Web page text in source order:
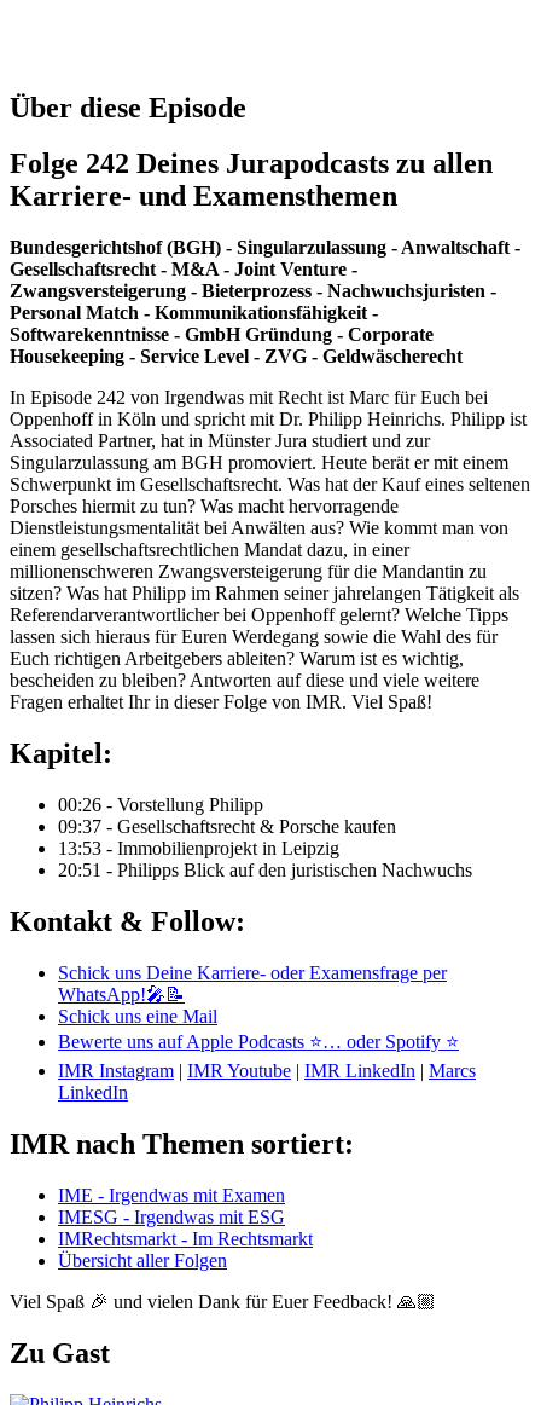
Über diese Episode
Folge 242 Deines Jurapodcasts zu allen
Karriere- und Examensthemen
Bundesgerichtshof (BGH) - Singularzulassung - Anwaltschaft -
Gesellschaftsrecht - M&A - Joint Venture -
Zwangsversteigerung - Bieterprozess - Nachwuchsjuristen -
Personal Match - Kommunikationsfähigkeit -
Softwarekenntnisse - GmbH Gründung - Corporate
Housekeeping - Service Level - ZVG - Geldwäscherecht
In Episode 242 von Irgendwas mit Recht ist Marc für Euch bei
Oppenhoff in Köln und spricht mit Dr. Philipp Heinrichs. Philipp ist
Associated Partner, hat in Münster Jura studiert und zur
Singularzulassung am BGH promoviert. Heute berät er mit einem
Schwerpunkt im Gesellschaftsrecht. Was hat der Kauf eines seltenen
Porsches hiermit zu tun? Was macht hervorragende
Dienstleistungsmentalität bei Anwälten aus? Wie kommt man von
einem gesellschaftsrechtlichen Mandat dazu, in einer
millionenschweren Zwangsversteigerung für die Mandantin zu
sitzen? Was hat Philipp im Rahmen seiner jahrelangen Tätigkeit als
Referendarverantwortlicher bei Oppenhoff gelernt? Welche Tipps
lassen sich hieraus für Euren Werdegang sowie die Wahl des für
Euch richtigen Arbeitgebers ableiten? Warum ist es wichtig,
bescheiden zu bleiben? Antworten auf diese und viele weitere
Fragen erhaltet Ihr in dieser Folge von IMR. Viel Spaß!
Kapitel:
00:26 - Vorstellung Philipp
09:37 - Gesellschaftsrecht & Porsche kaufen
13:53 - Immobilienprojekt in Leipzig
20:51 - Philipps Blick auf den juristischen Nachwuchs
Kontakt & Follow:
Schick uns Deine Karriere- oder Examensfrage per
WhatsApp!🎤📝
Schick uns eine Mail
Bewerte uns auf Apple Podcasts ⭐… oder Spotify ⭐
IMR Instagram | IMR Youtube | IMR LinkedIn | Marcs
LinkedIn
IMR nach Themen sortiert:
IME - Irgendwas mit Examen
IMESG - Irgendwas mit ESG
IMRechtsmarkt - Im Rechtsmarkt
Übersicht aller Folgen
Viel Spaß 🎉 und vielen Dank für Euer Feedback! 🙏🏼
Zu Gast